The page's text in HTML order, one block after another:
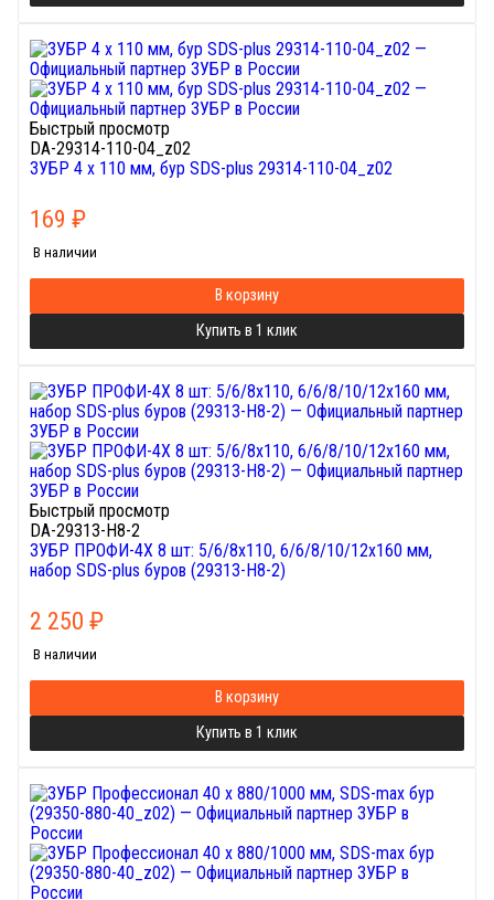
Быстрый просмотр
DA-29314-110-04_z02
ЗУБР 4 x 110 мм, бур SDS-plus 29314-110-04_z02
169 ₽
В наличии
В корзину
Купить в 1 клик
Быстрый просмотр
DA-29313-H8-2
ЗУБР ПРОФИ-4Х 8 шт: 5/6/8х110, 6/6/8/10/12х160 мм,
набор SDS-plus буров (29313-H8-2)
2 250 ₽
В наличии
В корзину
Купить в 1 клик